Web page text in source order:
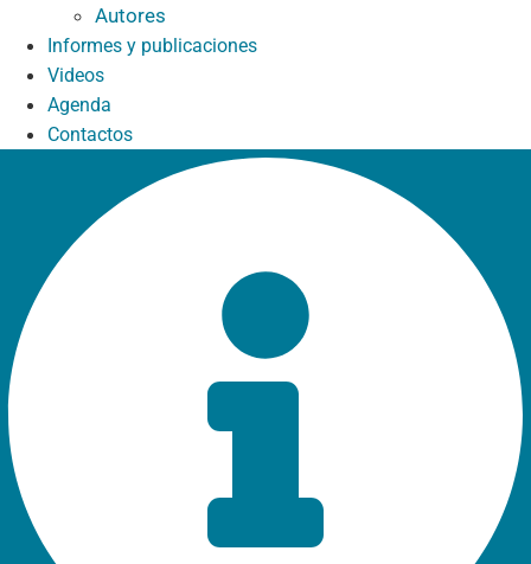
Autores
Informes y publicaciones
Videos
Agenda
Contactos